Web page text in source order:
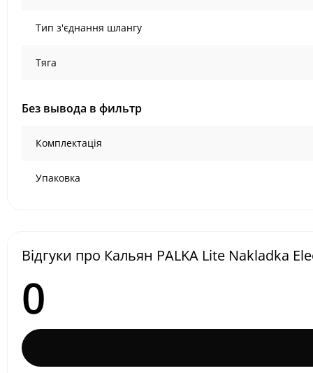
Тип з'єднання шлангу
Тяга
Без вывода в фильтр
Комплектація
Упаковка
Відгуки про Кальян PALKA Lite Nakladka
0